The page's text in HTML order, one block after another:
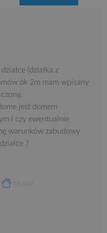
(działka z
ok 2m mam wpisany
jest domem
i czy ewentualnie
warunków zabudowy
?